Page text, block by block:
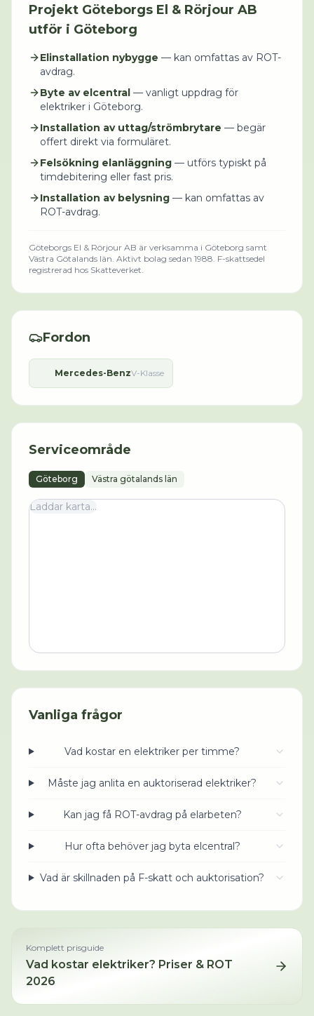
Projekt Göteborgs El & Rörjour AB
utför i Göteborg
Elinstallation nybygge — kan omfattas av ROT-
avdrag.
Byte av elcentral — vanligt uppdrag för
elektriker i Göteborg.
Installation av uttag/strömbrytare — begär
offert direkt via formuläret.
Felsökning elanläggning — utförs typiskt på
timdebitering eller fast pris.
Installation av belysning — kan omfattas av
ROT-avdrag.
Göteborgs El & Rörjour AB är verksamma i Göteborg samt
Västra Götalands län. Aktivt bolag sedan 1988. F-skattsedel
registrerad hos Skatteverket.
Fordon
Mercedes-BenzV-Klasse
Serviceområde
Göteborg Västra götalands län
Laddar karta...
Vanliga frågor
Vad kostar en elektriker per timme?
Måste jag anlita en auktoriserad elektriker?
Kan jag få ROT-avdrag på elarbeten?
Hur ofta behöver jag byta elcentral?
Vad är skillnaden på F-skatt och auktorisation?
Komplett prisguide
Vad kostar elektriker? Priser & ROT
2026